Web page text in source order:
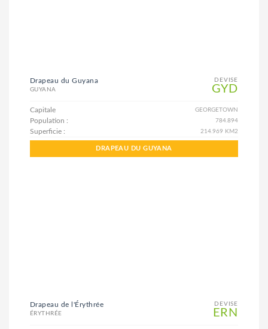
DEVISE
GYD
Drapeau du Guyana
GUYANA
Capitale GEORGETOWN
Population : 784.894
Superficie : 214.969 KM2
DRAPEAU DU GUYANA
DEVISE
ERN
Drapeau de l'Érythrée
ÉRYTHRÉE